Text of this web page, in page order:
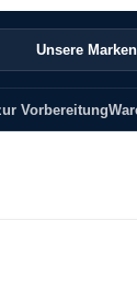
Unsere
Vorbereitung